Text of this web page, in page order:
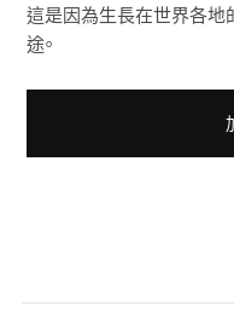
這是因為生長在世界各地
途。